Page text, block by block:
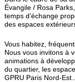
Évangile / Rosa
temps d’échange
des espaces
Vous habitez,
Nous vous invitons à
animations à
du quartier, les
GPRU Paris Nord-